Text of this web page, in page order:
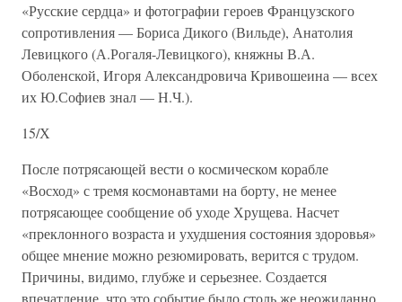
«Русские сердца» и фотографии героев Французского
сопротивления — Бориса Дикого (Вильде), Анатолия
Левицкого (А.Рогаля-Левицкого), княжны В.А.
Оболенской, Игоря Александровича Кривошеина — всех
их Ю.Софиев знал — Н.Ч.).
15/Х
После потрясающей вести о космическом корабле
«Восход» с тремя космонавтами на борту, не менее
потрясающее сообщение об уходе Хрущева. Насчет
«преклонного возраста и ухудшения состояния здоровья»
общее мнение можно резюмировать, верится с трудом.
Причины, видимо, глубже и серьезнее. Создается
впечатление, что это событие было столь же неожиданно